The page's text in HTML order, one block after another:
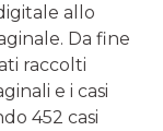
allo
Da fine
raccolti
e i casi
452 casi